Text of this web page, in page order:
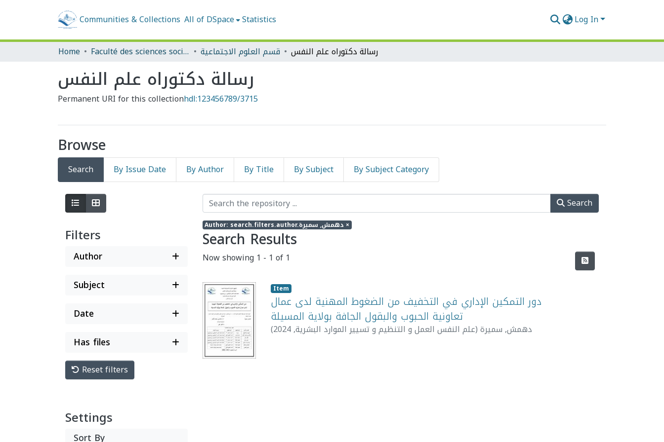
Communities & Collections All of DSpace Statistics Log In
Home Faculté des sciences sociales et humaines قسم العلوم الاجتماعية رسالة دكتوراه علم النفس
رسالة دكتوراه علم النفس
Permanent URI for this collectionhdl:123456789/3715
Browse
Search By Issue Date By Author By Title By Subject By Subject Category
Filters
Author
Subject
Date
Has files
Reset filters
Settings
Sort By
Search
Author: search.filters.author.دهمش, سميرة ×
Search Results
Now showing 1 - 1 of 1
Item
دور التمكين الإداري في التخفيف من الضغوط المهنية لدى عمال
تعاونية الحبوب والبقول الجافة بولاية المسيلة
( علم النفس العمل و التنظيم و تسيير الموارد البشرية,
2024 )دهمش, سميرة